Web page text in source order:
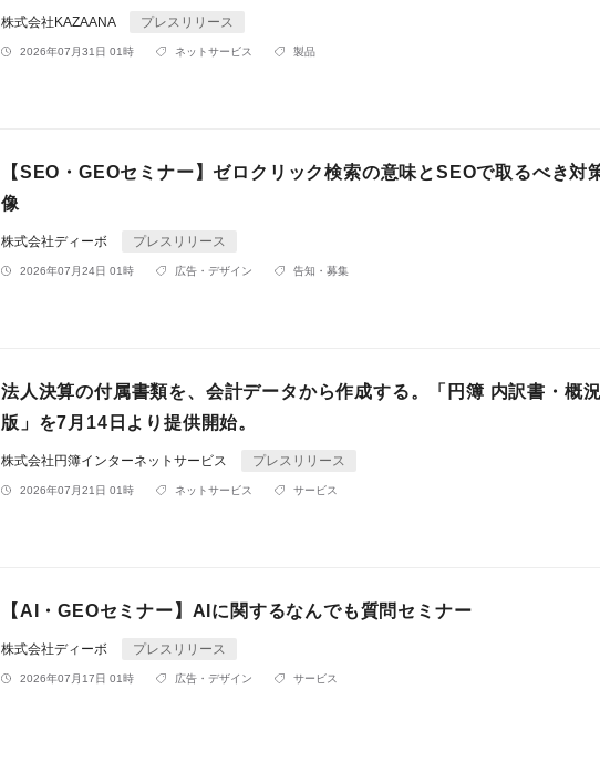
株式会社KAZAANA プレスリリース
2026年07月31日 01時 ネットサービス 製品
【SEO・GEOセミナー】ゼロクリック検索の意味とSEOで取るべき対
像
株式会社ディーボ プレスリリース
2026年07月24日 01時 広告・デザイン 告知・募集
法人決算の付属書類を、会計データから作成する。「円簿 内訳書・概
版」を7月14日より提供開始。
株式会社円簿インターネットサービス プレスリリース
2026年07月21日 01時 ネットサービス サービス
【AI・GEOセミナー】AIに関するなんでも質問セミナー
株式会社ディーボ プレスリリース
2026年07月17日 01時 広告・デザイン サービス